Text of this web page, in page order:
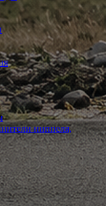
ниппеля,